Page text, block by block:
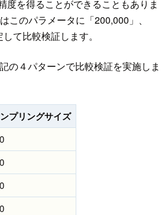
度を得ることができることもありま
このパラメータに「200,000」、
て比較検証します。
の４パターンで比較検証を実施しま
プリングサイズ